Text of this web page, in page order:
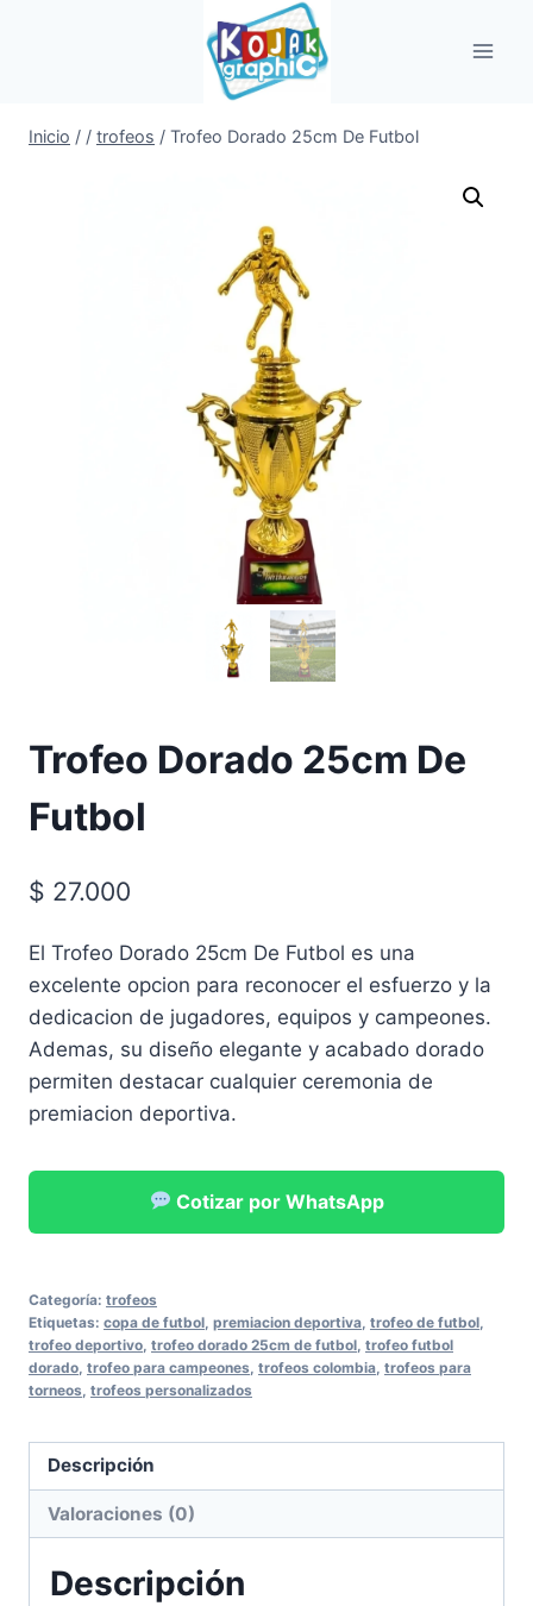
Inicio / / trofeos / Trofeo Dorado 25cm De Futbol
Trofeo Dorado 25cm De
Futbol
$ 27.000
El Trofeo Dorado 25cm De Futbol es una
excelente opcion para reconocer el esfuerzo y la
dedicacion de jugadores, equipos y campeones.
Ademas, su diseño elegante y acabado dorado
permiten destacar cualquier ceremonia de
premiacion deportiva.
Cotizar por WhatsApp
Categoría: trofeos
Etiquetas: copa de futbol premiacion deportiva trofeo de futbol
trofeo deportivo trofeo dorado 25cm de futbol trofeo futbol
dorado trofeo para campeones trofeos colombia trofeos para
torneos trofeos personalizados
Descripción
Valoraciones (0)
Descripción